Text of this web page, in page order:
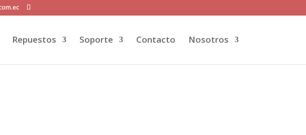
Repuestos Soporte Contacto Nosotros